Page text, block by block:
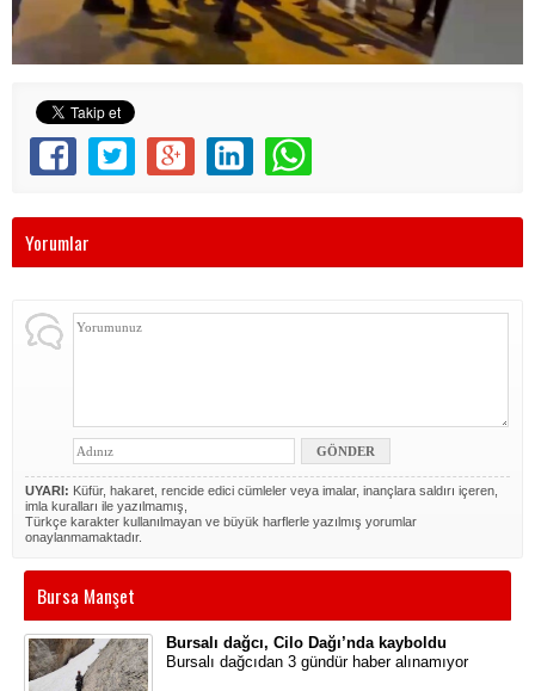
Yorumlar
UYARI: Küfür, hakaret, rencide edici cümleler veya imalar, inançlara saldırı içeren,
imla kuralları ile yazılmamış,
Türkçe karakter kullanılmayan ve büyük harflerle yazılmış yorumlar
onaylanmamaktadır.
Bursa Manşet
Bursalı dağcı, Cilo Dağı’nda kayboldu
Bursalı dağcıdan 3 gündür haber alınamıyor